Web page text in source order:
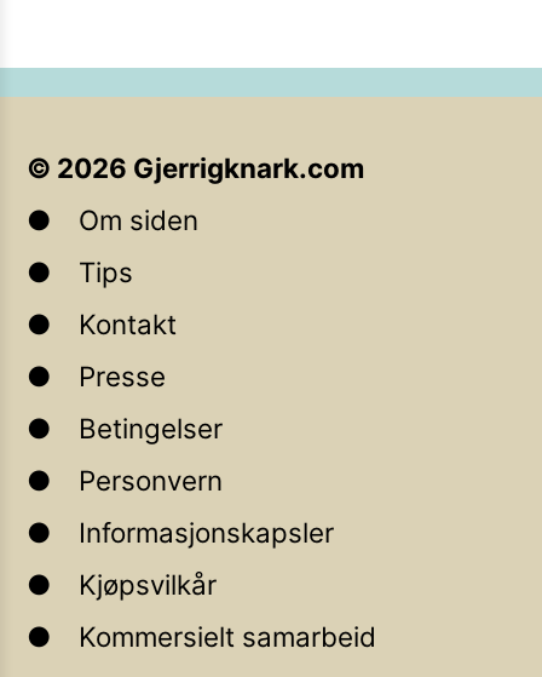
© 2026 Gjerrigknark.com
Om siden
Tips
Kontakt
Presse
Betingelser
Personvern
Informasjonskapsler
Kjøpsvilkår
Kommersielt samarbeid